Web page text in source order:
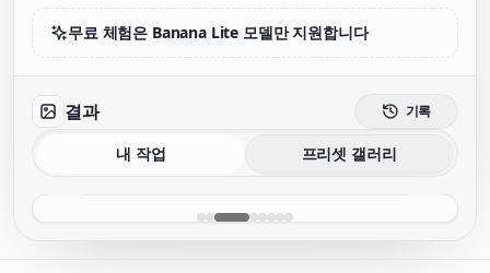
무료 체험은 Banana Lite 모델만 지원합니다
결과 기록
내 작업 프리셋 갤러리